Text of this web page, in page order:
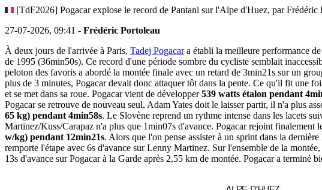
[TdF2026] Pogacar explose le record de Pantani sur l'Alpe d'Huez, par Frédéric
27-07-2026, 09:41 - Frédéric Portoleau
À deux jours de l'arrivée à Paris, Tadej Pogacara établi la meilleure performance
de 1995 (36min50s). Ce record d'une période sombre du cycliste semblait
peloton des favoris a abordé la montée finale avec un retard de 3min21s sur un
plus de 3 minutes, Pogacar devait donc attaquer tôt dans la pente. Ce qu'il fit une
et se met dans sa roue. Pogacar vient de développer539 watts étalon pendant
Pogacar se retrouve de nouveau seul, Adam Yates doit le laisser partir, il n'a plus
65 kg) pendant 4min58s. Le Slovène reprend un rythme intense dans les lacets
Martinez/Kuss/Carapaz n'a plus que 1min07s d'avance. Pogacar rejoint
w/kg) pendant 12min21s. Alors que l'on pense assister à un sprint dans la
remporte l'étape avec 6s d'avance sur Lenny Martinez. Sur l'ensemble de la
13s d'avance sur Pogacar à la Garde après 2,55 km de montée. Pogacar a terminé